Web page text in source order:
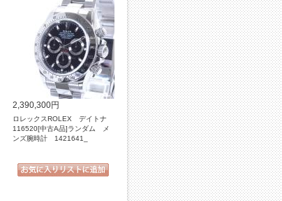
2,390,300円
ロレックスROLEX デイトナ
116520[中古A品]ランダム メ
ンズ腕時計 1421641_